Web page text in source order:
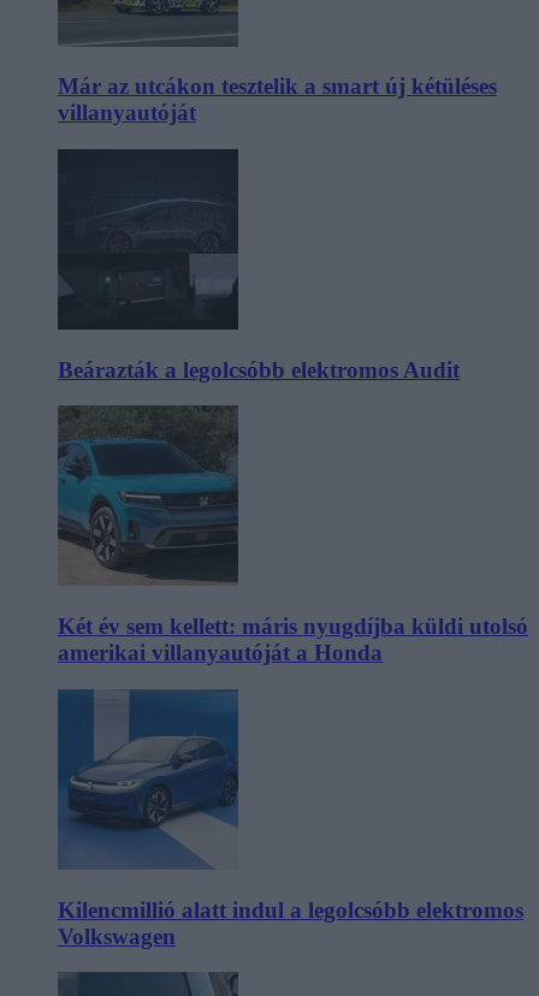
Már az utcákon tesztelik a smart új kétüléses
villanyautóját
Beárazták a legolcsóbb elektromos Audit
Két év sem kellett: máris nyugdíjba küldi utolsó
amerikai villanyautóját a Honda
Kilencmillió alatt indul a legolcsóbb elektromos
Volkswagen